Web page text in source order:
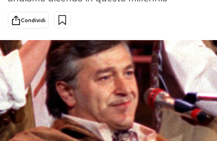
Scienza
Cultura
Economia
Sport
Altrecose
Mondiali calcio 2026
PODCAST
NEWSLETTER
Condividi